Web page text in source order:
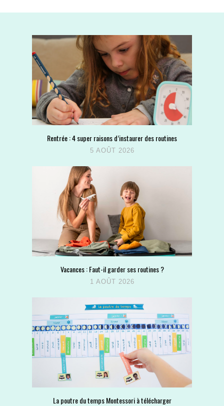
Rentrée : 4 super raisons d’instaurer des routines
5 AOÛT 2026
Vacances : Faut-il garder ses routines ?
1 AOÛT 2026
La poutre du temps Montessori à télécharger